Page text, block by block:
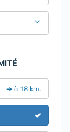
➔ à 18 km.